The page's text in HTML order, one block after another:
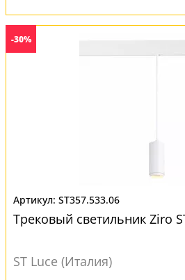
-30%
ST357.533.06
Трековый светильник Ziro
ST Luce (Италия)